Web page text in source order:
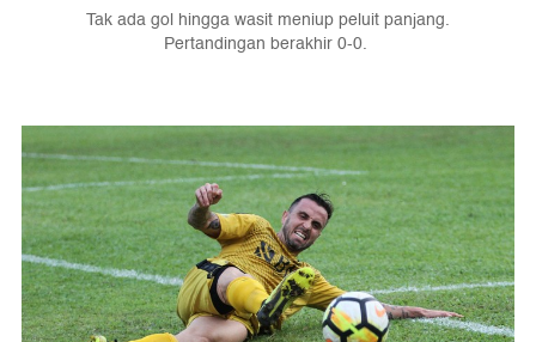
Tak ada gol hingga wasit meniup peluit panjang.
Pertandingan berakhir 0-0.